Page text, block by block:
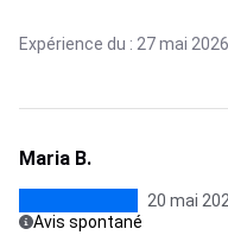
Expérience du : 27 mai 2026
Maria B.
20 mai
Avis spontané